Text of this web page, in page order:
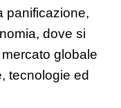
panificazione,
dove si
globale
tecnologie ed